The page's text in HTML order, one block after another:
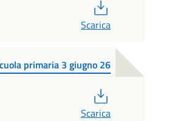
Scarica
primaria 3 giugno 26
Scarica